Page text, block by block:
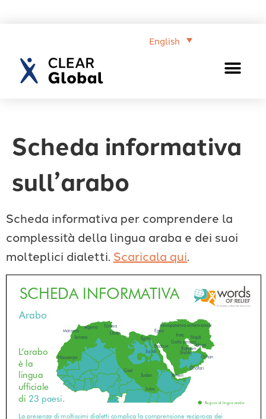
English
Scheda informativa
sull’arabo
Scheda informativa per comprendere la
complessità della lingua araba e dei suoi
molteplici dialetti. Scaricala qui.